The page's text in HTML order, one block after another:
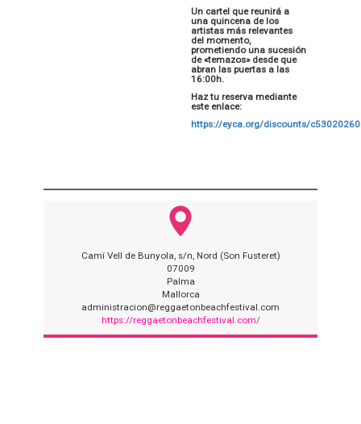
Un cartel que reunirá a
una quincena de los
artistas más relevantes
del momento,
prometiendo una sucesión
de «temazos» desde que
abran las puertas a las
16:00h.
Haz tu reserva mediante
este enlace:
https://eyca.org/discounts/
Camí Vell de Bunyola, s/n, Nord (Son Fusteret)
07009
Palma
Mallorca
administracion@reggaetonbeachfestival.com
https://reggaetonbeachfestival.com/